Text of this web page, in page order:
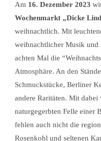
Am 16. Dezember 2023
Wochenmarkt „Dicke
weihnachtlich. Mit
weihnachtlicher Musik und
achten Mal die
Atmosphäre. An den
Schmuckstücke, Berliner
andere Raritäten. Mit dabei
naturgegerbten Felle einer
fehlen auch nicht die
Rosenkohl und seltenen